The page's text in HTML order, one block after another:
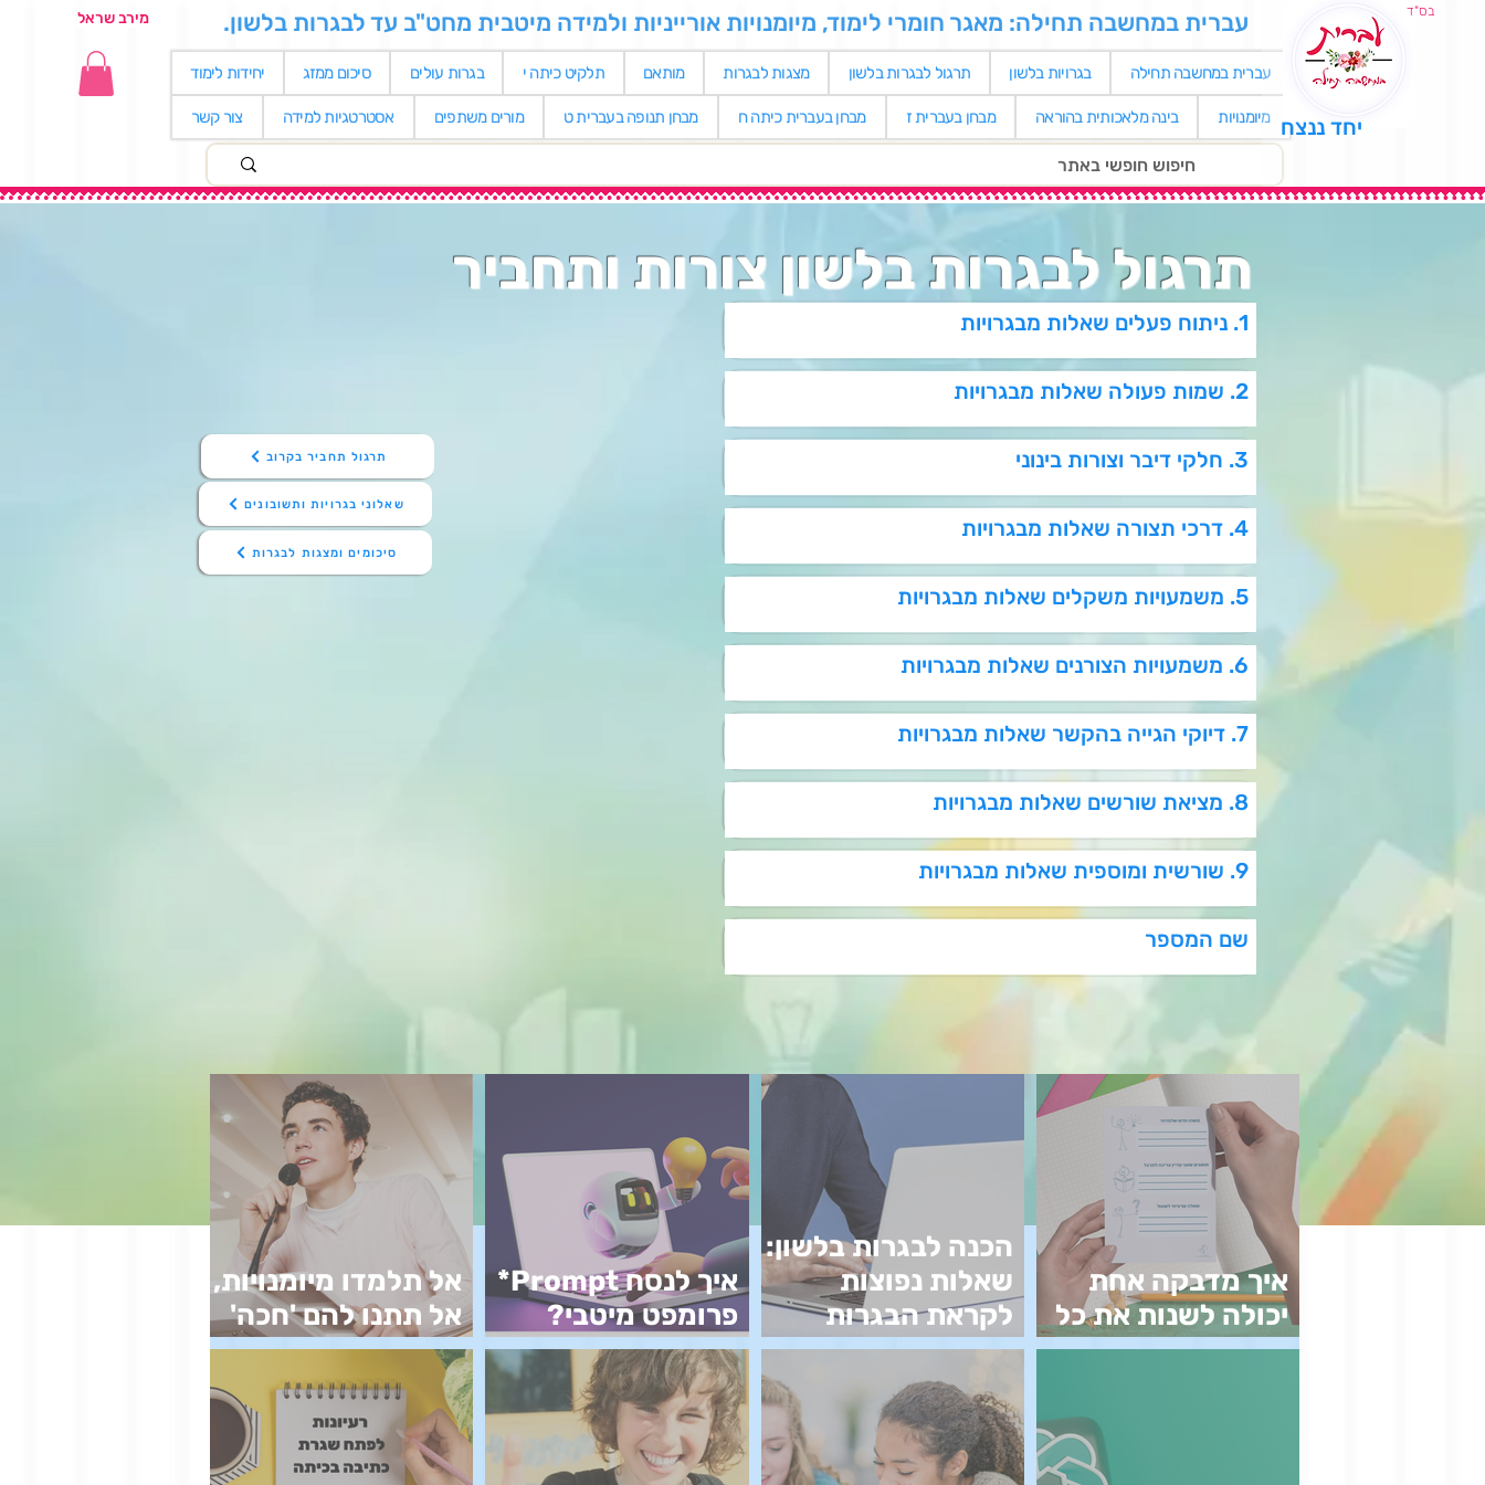
מירב שראל עברית במחשבה תחילה: מאגר חומרי לימוד, מיומנויות אורייניות ולמידה מיטבית מחט"ב עד לבגרות בלשון.
עברית במחשבה תחילה בגרויות בלשון תרגול לבגרות בלשון מצגות לבגרות מותאם תלקיט כיתה י בגרות עולים סיכום ממזג יחידות לימוד
מיומנויות בינה מלאכותית בהוראה מבחן בעברית ז מבחן בעברית כיתה ח מבחן תנופה בעברית ט מורים משתפים אסטרטגיות למידה צור קשר
בס"ד
יחד ננצח
תרגול תחביר בקרוב
1. ניתוח פעלים שאלות מבגרויות
2. שמות פעולה שאלות מבגרויות
3. חלקי דיבר וצורות בינוני
4. דרכי תצורה שאלות מבגרויות
5. משמעויות משקלים שאלות מבגרויות
6. משמעויות הצורנים שאלות מבגרויות
7. דיוקי הגייה בהקשר שאלות מבגרויות
8. מציאת שורשים שאלות מבגרויות
9. שורשית ומוספית שאלות מבגרויות
שם המספר
תרגול לבגרות בלשון צורות ותחביר
שאלוני בגרויות ותשובונים
סיכומים ומצגות לבגרות
איך מדבקה אחת
יכולה לשנות את כל
הלמידה
הכנה לבגרות בלשון:
שאלות נפוצות
לקראת הבגרות
בלשון
איך לנסח Prompt*
פרומפט מיטבי?
מדריך למורים
אל תלמדו מיומנויות,
אל תתנו להם 'חכה'
וגם לא 'ארגז כלים'